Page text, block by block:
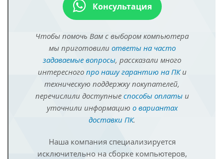
Консультация
Чтобы помочь Вам с выбором компьютера
мы приготовили ответы на часто
задаваемые вопросы, рассказали много
интересного про нашу гарантию на ПКи
техническую поддержку покупателей,
перечислили доступные способы оплатыи
уточнили информацию о вариантах
доставки ПК.
Наша компания специализируется
исключительно на сборке компьютеров,